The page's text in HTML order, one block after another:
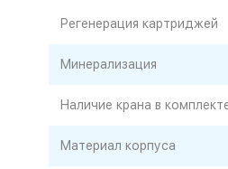
Регенерация картриджей
Минерализация
Наличие крана в
Материал корпуса